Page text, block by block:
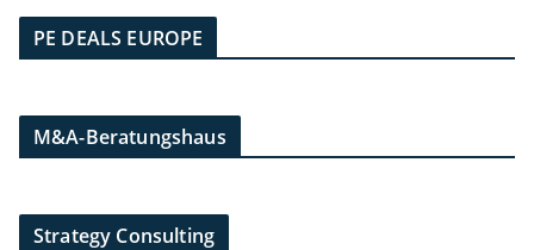
PE DEALS EUROPE
M&A-Beratungshaus
Strategy Consulting